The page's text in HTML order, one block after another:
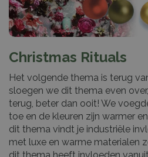
Christmas Rituals
Het volgende thema is terug
sloegen we dit thema even
terug, beter dan ooit! We
toe en de kleuren zijn warmer
dit thema vindt je industriële
met luxe en warme materialen
dit thema heeft invloeden